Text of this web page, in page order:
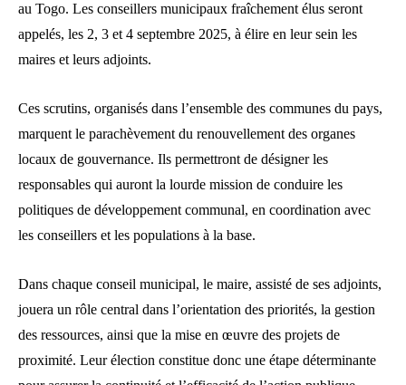
au Togo. Les conseillers municipaux fraîchement élus seront
appelés, les 2, 3 et 4 septembre 2025, à élire en leur sein les
maires et leurs adjoints.
Ces scrutins, organisés dans l’ensemble des communes du pays,
marquent le parachèvement du renouvellement des organes
locaux de gouvernance. Ils permettront de désigner les
responsables qui auront la lourde mission de conduire les
politiques de développement communal, en coordination avec
les conseillers et les populations à la base.
Dans chaque conseil municipal, le maire, assisté de ses adjoints,
jouera un rôle central dans l’orientation des priorités, la gestion
des ressources, ainsi que la mise en œuvre des projets de
proximité. Leur élection constitue donc une étape déterminante